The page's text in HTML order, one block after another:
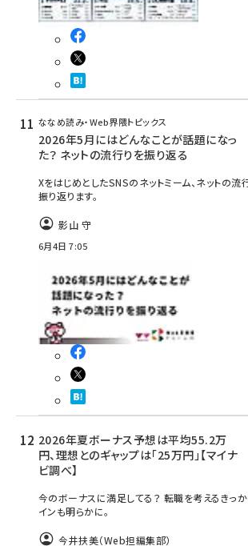
ななめ読み・Web界隈トピックス
2026年5月にはどんなことが話題になっ
た？ ネットの流行りを振り返る
XをはじめとしたSNSのネットミーム、ネットの
振り返ります。
影山 守
6月4日 7:05
2026年夏ボーナス予想は平均55.2万
円、理想とのギャップは「25万円」【マイナ
ビ調べ】
今のボーナスに満足してる？ 転職を考えるきっ
インも明らかに。
今井扶美（Web担編集部）